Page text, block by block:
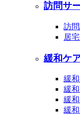
訪問サ
訪
居
緩和ケ
緩
緩
緩
緩